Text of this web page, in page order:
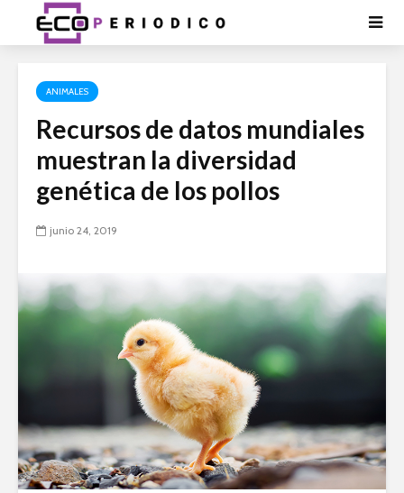
ANIMALES
Recursos de datos mundiales
muestran la diversidad
genética de los pollos
junio 24, 2019